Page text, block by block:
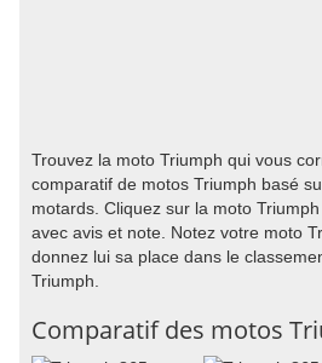
Trouvez la moto Triumph qui vous
comparatif de motos Triumph basé
motards. Cliquez sur la moto
avec avis et note. Notez votre moto
donnez lui sa place dans le
Triumph.
Comparatif des motos